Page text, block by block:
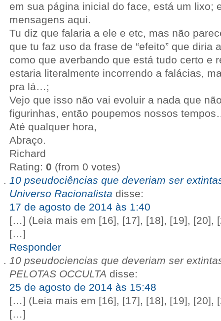
em sua página inicial do face, está um lixo;
mensagens aqui.
Tu diz que falaria a ele e etc, mas não
que tu faz uso da frase de “efeito” que diria
como que averbando que está tudo certo e
estaria literalmente incorrendo a falácias,
pra lá…;
Vejo que isso não vai evoluir a nada que
figurinhas, então poupemos nossos
Até qualquer hora,
Abraço.
Richard
Rating: 0 (from 0 votes)
10 pseudociências que deveriam ser
Universo Racionalista disse:
17 de agosto de 2014 às 1:40
[…] (Leia mais em [16], [17], [18], [19], [20],
[…]
Responder
10 pseudociencias que deveriam ser
PELOTAS OCCULTA disse:
25 de agosto de 2014 às 15:48
[…] (Leia mais em [16], [17], [18], [19], [20],
[…]